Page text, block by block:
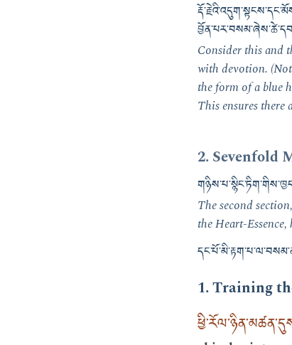
Consider this and
with devotion.
the form of a blue
This ensures
2. Sevenfold
The second
the Heart-Essence,
1. Training